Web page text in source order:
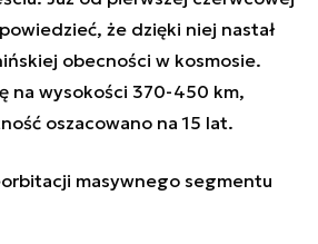
że dzięki niej nastał
obecności w kosmosie.
na wysokości 370-450 km,
oszacowano na 15 lat.
masywnego segmentu